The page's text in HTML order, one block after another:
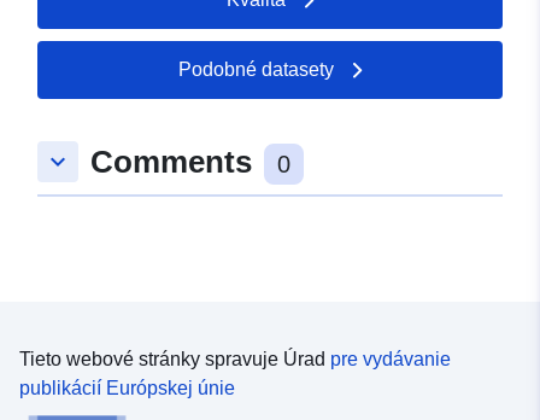
Podobné datasety
keyboard_arrow_down Comments 0
Tieto webové stránky spravuje Úrad pre vydávanie
publikácií Európskej únie